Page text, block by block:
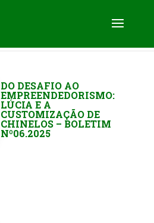
DO DESAFIO AO
EMPREENDEDORISMO:
LÚCIA E A
CUSTOMIZAÇÃO DE
CHINELOS – BOLETIM
Nº06.2025